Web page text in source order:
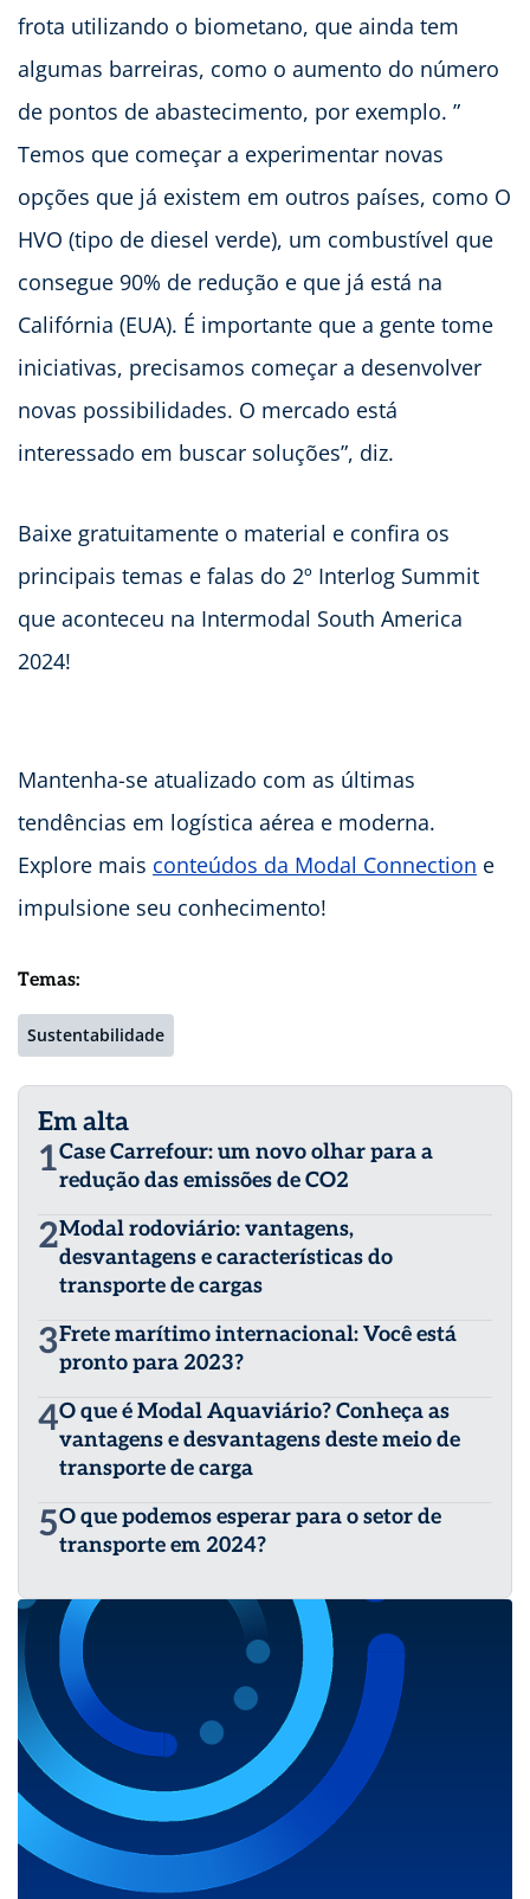
frota utilizando o biometano, que ainda tem
algumas barreiras, como o aumento do número
de pontos de abastecimento, por exemplo. ”
Temos que começar a experimentar novas
opções que já existem em outros países, como O
HVO (tipo de diesel verde), um combustível que
consegue 90% de redução e que já está na
Califórnia (EUA). É importante que a gente tome
iniciativas, precisamos começar a desenvolver
novas possibilidades. O mercado está
interessado em buscar soluções”, diz.
Baixe gratuitamente o material e confira os
principais temas e falas do 2º Interlog Summit
que aconteceu na Intermodal South America
2024!
Mantenha-se atualizado com as últimas
tendências em logística aérea e moderna.
Explore mais conteúdos da Modal Connection e
impulsione seu conhecimento!
Temas:
Sustentabilidade
Em alta
1Case Carrefour: um novo olhar para a
redução das emissões de CO2
2Modal rodoviário: vantagens,
desvantagens e características do
transporte de cargas
3Frete marítimo internacional: Você está
pronto para 2023?
4O que é Modal Aquaviário? Conheça as
vantagens e desvantagens deste meio de
transporte de carga
5O que podemos esperar para o setor de
transporte em 2024?